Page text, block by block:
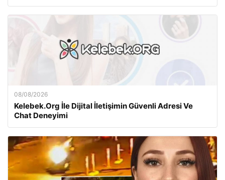
08/08/2026
Kelebek.Org İle Dijital İletişimin Güvenli Adresi Ve
Chat Deneyimi